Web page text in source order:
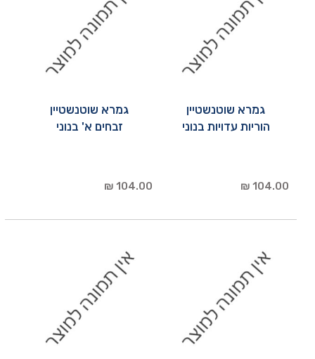
גמרא שוטנשטיין
הוריות עדויות בנוני
104.00 ₪
גמרא שוטנשטיין
זבחים א' בנוני
104.00 ₪